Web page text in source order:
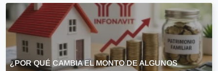
¿POR QUÉ CAMBIA EL MONTO DE ALGUNOS